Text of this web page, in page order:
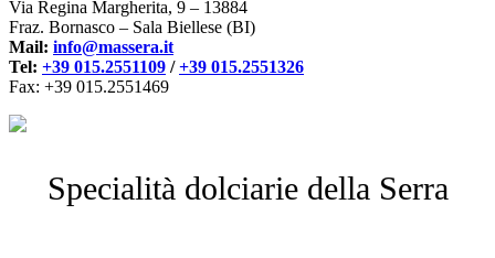
Via Regina Margherita, 9 – 13884
Fraz. Bornasco – Sala Biellese (BI)
Mail: info@massera.it
Tel: +39 015.2551109 /+39 015.2551326
Fax: +39 015.2551469
Specialità dolciarie della Serra